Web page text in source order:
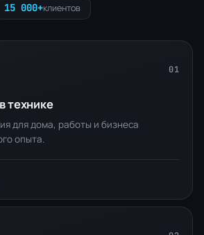
15 000+клиентов
01
технике
для дома, работы и бизнеса
опыта.